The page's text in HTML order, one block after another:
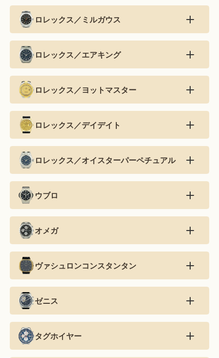
ロレックス／ミルガウス
ロレックス／エアキング
ロレックス／ヨットマスター
ロレックス／デイデイト
ロレックス／オイスターパーペチュアル
ウブロ
オメガ
ヴァシュロンコンスタンタン
ゼニス
タグホイヤー